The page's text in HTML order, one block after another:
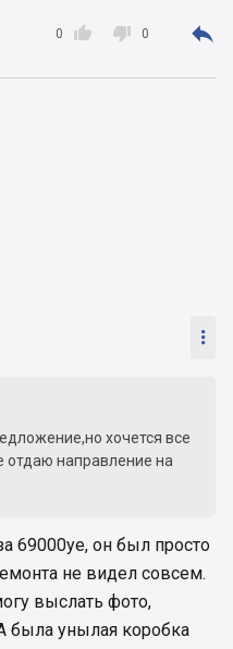

0  0 

хочется все
отдаю направление на
69000уе, он был просто
не видел совсем.
выслать фото,
была унылая коробка